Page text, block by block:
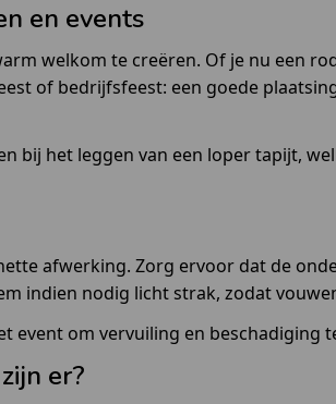
en events
welkom te creëren. Of je nu een
of bedrijfsfeest: een goede
bij het leggen van een loper tapijt,
afwerking. Zorg ervoor dat de
indien nodig licht strak, zodat
event om vervuiling en beschadiging
er?